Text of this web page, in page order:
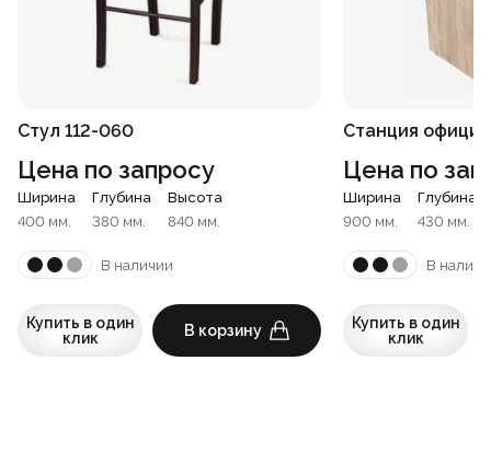
Стул 112-060
Цена по запросу
Ширина
400 мм.
Глубина
380 мм.
Высота
840 мм.
В наличии
Купить в один
клик
В корзину
Станция
Цена по
Ширина
900 мм.
Глубина
430 мм.
В
Купить в один
клик